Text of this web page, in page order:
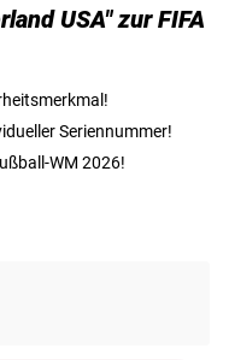
USA" zur FIFA
Seriennummer!
WM 2026!